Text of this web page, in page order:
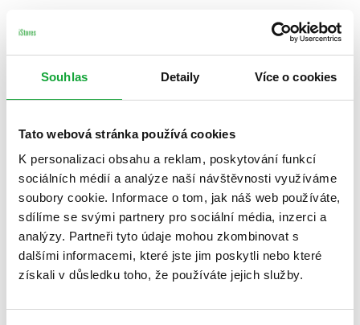
Souhlas Detaily Více o cookies
Tato webová stránka používá cookies
K personalizaci obsahu a reklam, poskytování funkcí
sociálních médií a analýze naší návštěvnosti využíváme
soubory cookie. Informace o tom, jak náš web používáte,
sdílíme se svými partnery pro sociální média, inzerci a
analýzy. Partneři tyto údaje mohou zkombinovat s
dalšími informacemi, které jste jim poskytli nebo které
získali v důsledku toho, že používáte jejich služby.